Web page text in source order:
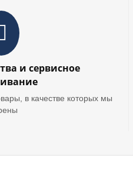
и сервисное
в качестве которых мы